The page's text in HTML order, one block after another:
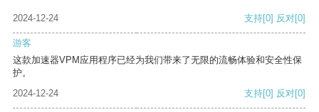
2024-12-24 支持[0] 反对[0]
游客
这款加速器VPM应用程序已经为我们带来了无限的流畅体验和安全性保
护。
2024-12-24
支持[0] 反对[0]